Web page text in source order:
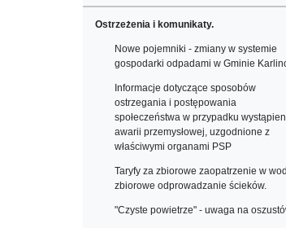
Ostrzeżenia i komunikaty.
Nowe pojemniki - zmiany w systemie
gospodarki odpadami w Gminie
Informacje dotyczące sposobów
ostrzegania i postępowania
społeczeństwa w przypadku
awarii przemysłowej, uzgodnione z
właściwymi organami PSP
Taryfy za zbiorowe zaopatrzenie w
zbiorowe odprowadzanie ścieków.
"Czyste powietrze" - uwaga na